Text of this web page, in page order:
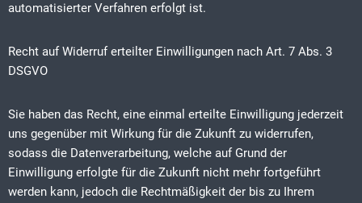
automatisierter Verfahren erfolgt ist.
Recht auf Widerruf erteilter Einwilligungen nach Art. 7 Abs. 3
DSGVO
Sie haben das Recht, eine einmal erteilte Einwilligung jederzeit
uns gegenüber mit Wirkung für die Zukunft zu widerrufen,
sodass die Datenverarbeitung, welche auf Grund der
Einwilligung erfolgte für die Zukunft nicht mehr fortgeführt
werden kann, jedoch die Rechtmäßigkeit der bis zu Ihrem